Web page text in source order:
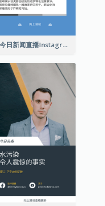
今日新闻直播Instagram限时动态